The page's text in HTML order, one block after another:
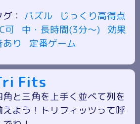
： パズル
じっくり高得点
可
中・長時間(3分～)
効果
あり
定番ゲーム
Fits
角と三角を上手く並べて列を
えよう！トリフィッツって呼